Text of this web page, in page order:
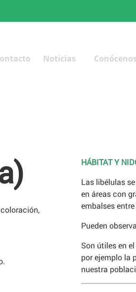
Noticias Conócenos
HÁBITAT Y
Las libélulas
en áreas con
embalses
Pueden
Son útiles en
por ejemplo la
nuestra